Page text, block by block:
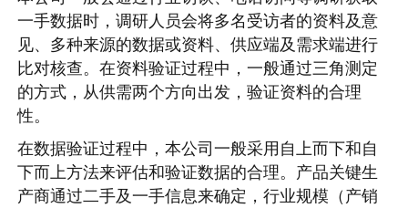
一手数据时，调研人员会将多名受访者的资料及意
见、多种来源的数据或资料、供应端及需求端进行
比对核查。在资料验证过程中，一般通过三角测定
的方式，从供需两个方向出发，验证资料的合理
性。
在数据验证过程中，本公司一般采用自上而下和自
下而上方法来评估和验证数据的合理。产品关键生
产商通过二手及一手信息来确定，行业规模（产销